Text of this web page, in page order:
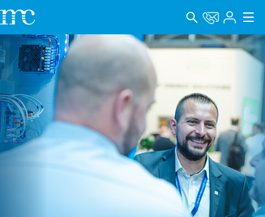
Applications
Produits
Support & Formation
Entreprise